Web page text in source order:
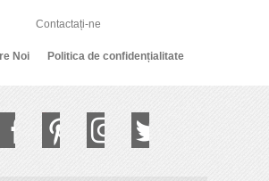
Contactați-ne
Noi Politica de confidențialitate